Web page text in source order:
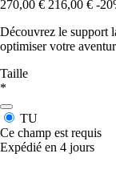
270,00 € 216,00 € -
Découvrez le support
optimiser votre
Taille
*
TU
Ce champ est requis
Expédié en 4 jours